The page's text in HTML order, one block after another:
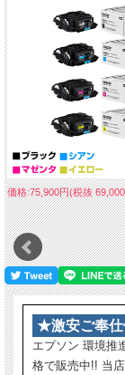
価格:75,900円(税抜
★激安ご奉仕
エプソン 環境推
格で販売中!! 当